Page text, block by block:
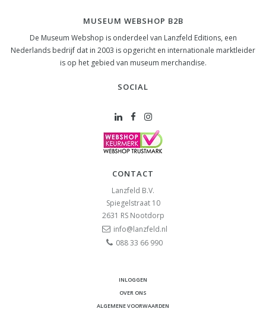
MUSEUM WEBSHOP B2B
De Museum Webshop is onderdeel van Lanzfeld Editions, een
Nederlands bedrijf dat in 2003 is opgericht en internationale marktleider
is op het gebied van museum merchandise.
SOCIAL
CONTACT
Lanzfeld B.V.
Spiegelstraat 10
2631 RS Nootdorp
info@lanzfeld.nl
088 33 66 990
INLOGGEN
OVER ONS
ALGEMENE VOORWAARDEN